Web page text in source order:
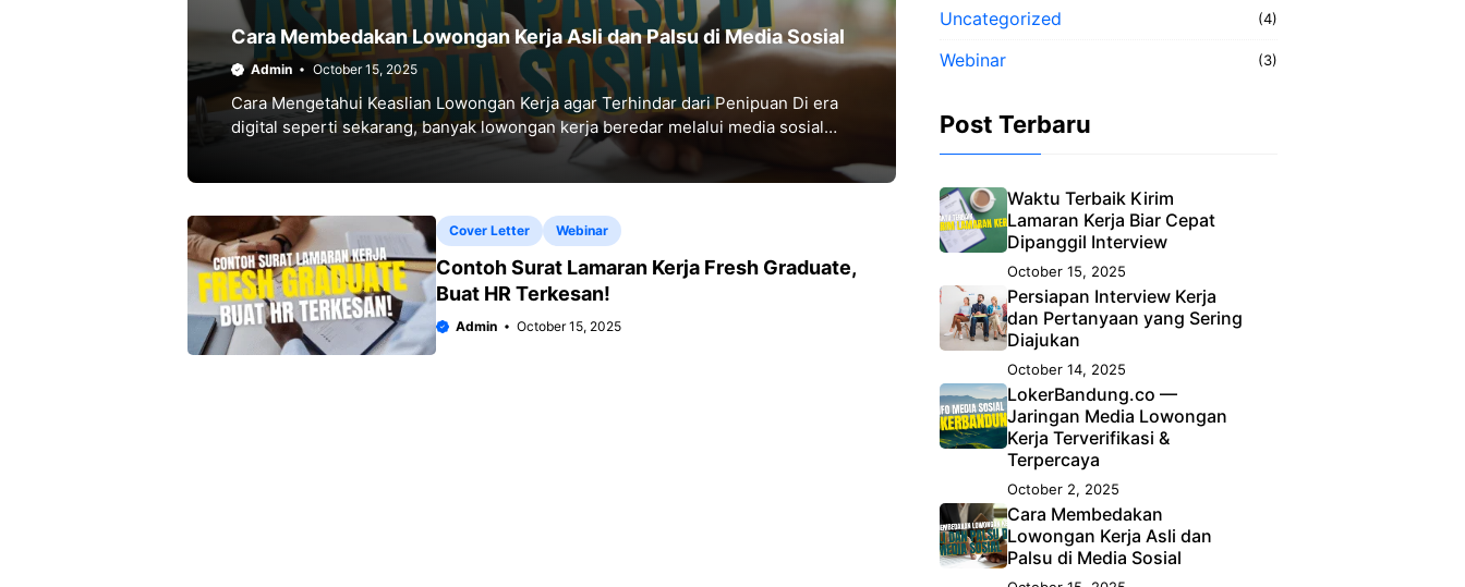
Cara Membedakan Lowongan Kerja Asli dan Palsu di Media Sosial
Admin October 15, 2025
Cara Mengetahui Keaslian Lowongan Kerja agar Terhindar dari Penipuan Di era
digital seperti sekarang, banyak lowongan kerja beredar melalui media sosial
Cover Letter Webinar
Contoh Surat Lamaran Kerja Fresh Graduate,
Buat HR Terkesan!
Admin October 15, 2025
Uncategorized (4)
Webinar (3)
Post Terbaru
Waktu Terbaik Kirim
Lamaran Kerja Biar Cepat
Dipanggil Interview
October 15, 2025
Persiapan Interview Kerja
dan Pertanyaan yang Sering
Diajukan
October 14, 2025
LokerBandung.co —
Jaringan Media Lowongan
Kerja Terverifikasi &
Terpercaya
October 2, 2025
Cara Membedakan
Lowongan Kerja Asli dan
Palsu di Media Sosial